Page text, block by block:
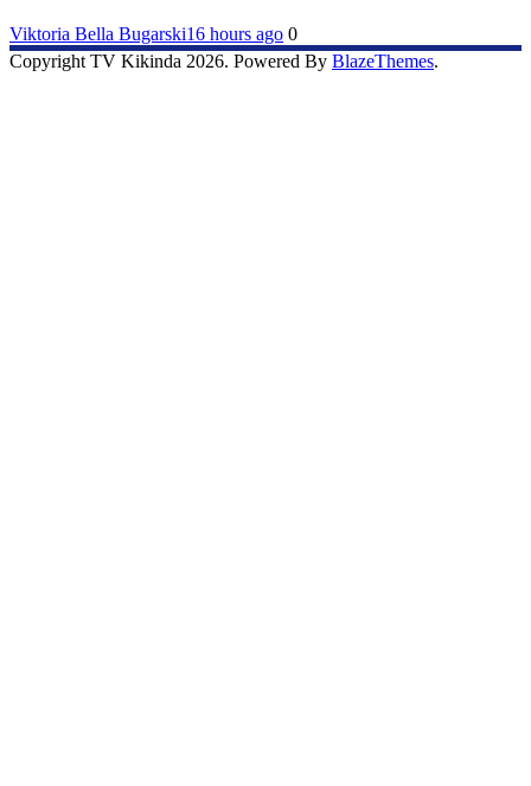
Viktoria Bella Bugarski16 hours ago 0
Copyright TV Kikinda 2026. Powered By BlazeThemes.